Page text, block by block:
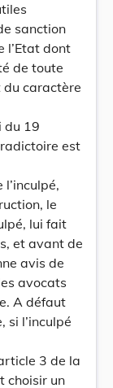
sanction
l’Etat dont
de toute
du caractère
du 19
est
le
lui fait
et avant de
avis de
avocats
A défaut
si l’inculpé
3 de la
choisir un